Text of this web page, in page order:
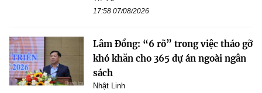
17:58 07/08/2026
Lâm Đồng: “6 rõ” trong việc tháo gỡ
khó khăn cho 365 dự án ngoài ngân
sách
Nhật Linh